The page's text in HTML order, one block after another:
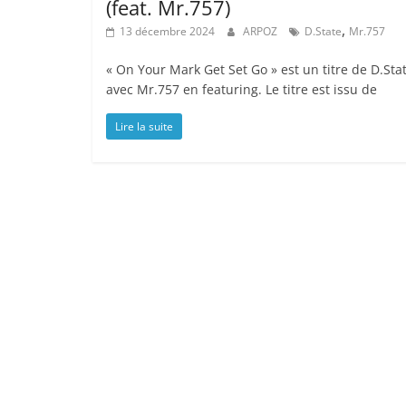
(feat. Mr.757)
13 décembre 2024 ARPOZ D.State, Mr.757
« On Your Mark Get Set Go » est un titre de
avec Mr.757 en featuring. Le titre est issu de
Lire la suite